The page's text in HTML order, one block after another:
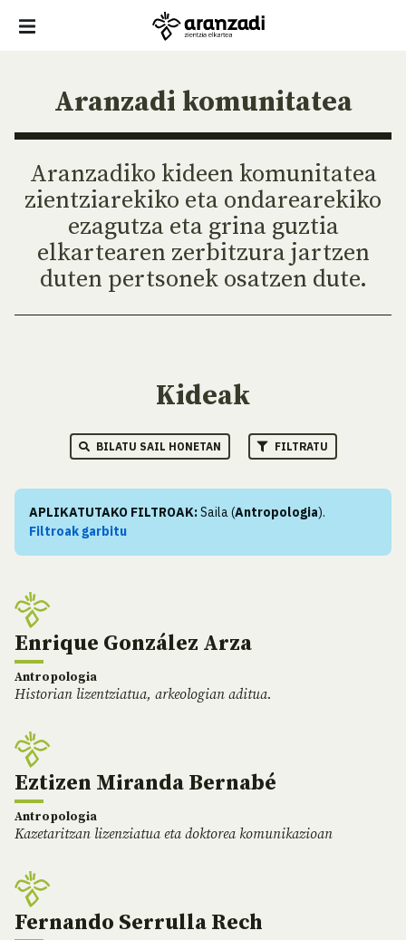
Aranzadi komunitatea
Aranzadiko kideen komunitatea
zientziarekiko eta ondarearekiko
ezagutza eta grina guztia
elkartearen zerbitzura jartzen
duten pertsonek osatzen dute.
Kideak
BILATU SAIL HONETAN FILTRATU
APLIKATUTAKO FILTROAK:Saila (Antropologia).
Filtroak garbitu
Enrique González Arza
Antropologia
Historian lizentziatua, arkeologian aditua.
Eztizen Miranda Bernabé
Antropologia
Kazetaritzan lizenziatua eta doktorea komunikazioan
Fernando Serrulla Rech